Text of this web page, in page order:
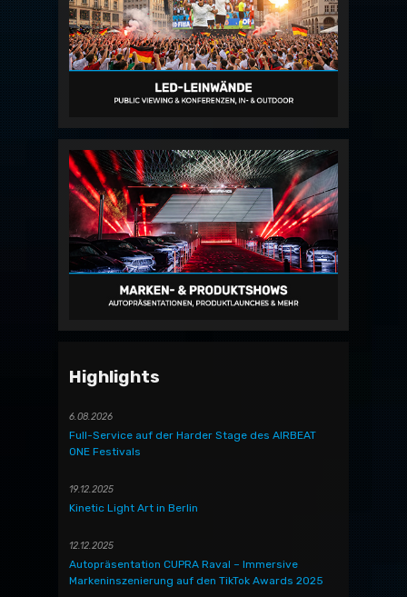
Highlights
6.08.2026
Full-Service auf der Harder Stage des AIRBEAT
ONE Festivals
19.12.2025
Kinetic Light Art in Berlin
12.12.2025
Autopräsentation CUPRA Raval – Immersive
Markeninszenierung auf den TikTok Awards 2025